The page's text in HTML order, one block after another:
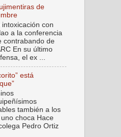
de
intoxicación con
a la conferencia
contrabando de
En su último
el ex ...
está
también a los
uno choca Hace
Pedro Ortiz